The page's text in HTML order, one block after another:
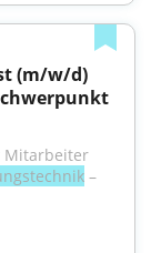
(m/w/d)
Mitarbeiter
–